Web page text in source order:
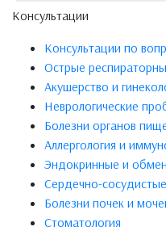
Консультации
Консультации по
Острые
Акушерство и
Неврологические
Болезни органов
Аллергология и
Эндокринные и
Сердечно-
Болезни почек и
Стоматология